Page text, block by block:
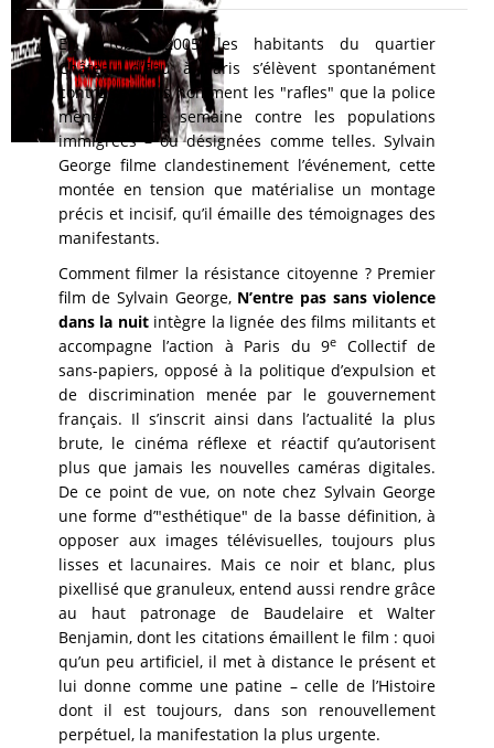
En octobre 2005, les habitants du quartier
Château d’Eau à Paris s’élèvent spontanément
contre ce qu’ils nomment les "rafles" que la police
mène chaque semaine contre les populations
immigrées – ou désignées comme telles. Sylvain
George filme clandestinement l’événement, cette
montée en tension que matérialise un montage
précis et incisif, qu’il émaille des témoignages des
manifestants.
Comment filmer la résistance citoyenne ? Premier
film de Sylvain George, N’entre pas sans violence
dans la nuit intègre la lignée des films militants et
accompagne l’action à Paris du 9e
Collectif de
sans-papiers, opposé à la politique d’expulsion et
de discrimination menée par le gouvernement
français. Il s’inscrit ainsi dans l’actualité la plus
brute, le cinéma réflexe et réactif qu’autorisent
plus que jamais les nouvelles caméras digitales.
De ce point de vue, on note chez Sylvain George
une forme d’"esthétique" de la basse définition, à
opposer aux images télévisuelles, toujours plus
lisses et lacunaires. Mais ce noir et blanc, plus
pixellisé que granuleux, entend aussi rendre grâce
au haut patronage de Baudelaire et Walter
Benjamin, dont les citations émaillent le film : quoi
qu’un peu artificiel, il met à distance le présent et
lui donne comme une patine – celle de l’Histoire
dont il est toujours, dans son renouvellement
perpétuel, la manifestation la plus urgente.